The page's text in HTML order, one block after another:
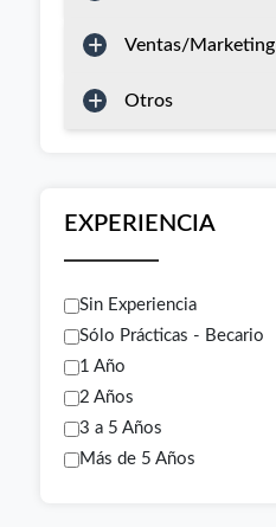
Ventas/Marketing
Otros
EXPERIENCIA
Sin Experiencia
Sólo Prácticas - Becario
1 Año
2 Años
3 a 5 Años
Más de 5 Años